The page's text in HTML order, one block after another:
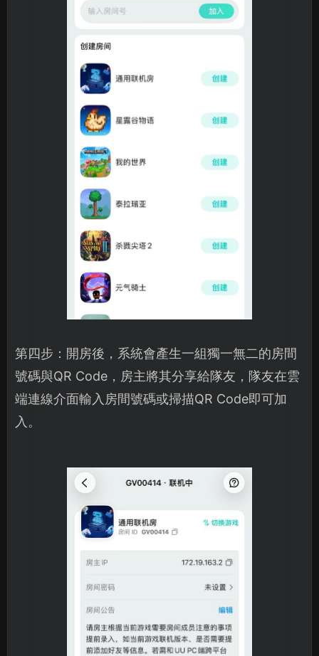
第四步：開房後，系統會產生一組獨一無二的房間
號碼與QR Code，房主將其分享給隊友，隊友在雲
端連線介面輸入房間號碼或掃描QR Code即可加
入。